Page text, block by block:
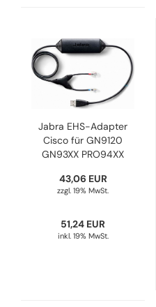
Jabra EHS-Adapter
Cisco für GN9120
GN93XX PRO94XX
DHSG 14201-30
43,06 EUR
zzgl. 19% MwSt.
51,24 EUR
inkl. 19% MwSt.